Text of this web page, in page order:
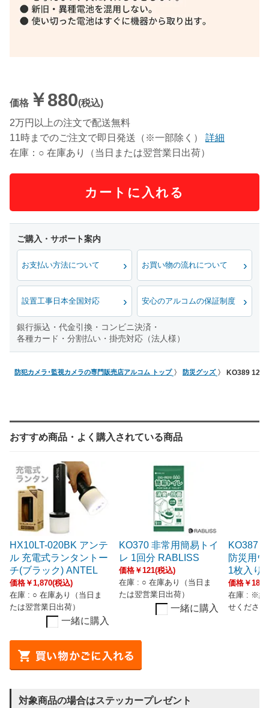
価格 ￥880(税込)
2万円以上の注文で配送無料
11時までのご注文で即日発送（※一部除く）
詳細
在庫：○ 在庫あり（当日または翌営業日出荷）
カートに入れる
お支払い方法について お買い物の流れについて
設置工事日本全国対応 安心のアルコムの保証制度
銀行振込・代金引換・コンビニ決済・
各種カード・分割払い・掛売対応（法人様）
防犯カメラ･監視カメラの専門販売店アルコム トップ 防災グッズ KO389 12年
おすすめ商品・よく購入されている商品
HX10LT-020BK アンテ
ル 充電式ランタントー
チ(ブラック) ANTEL
価格￥1,870(税込)
在庫 : ○ 在庫あり（当日ま
たは翌営業日出荷）
一緒に購入
KO370 非常用簡易トイ
レ 1回分 RABLISS
価格￥121(税込)
在庫 : ○ 在庫あり（当日ま
たは翌営業日出荷）
一緒に購入
KO387
防災用
1枚入り
価格￥187(
在庫 : ※納
せください
対象商品の場合はステッカープレゼント